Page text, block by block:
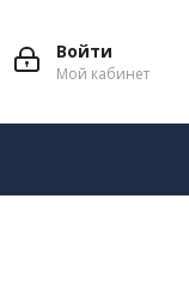
Войти
Мой кабинет